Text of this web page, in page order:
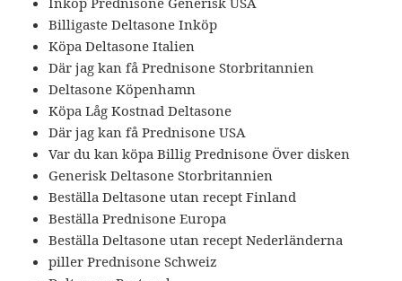
Billigaste Deltasone Inköp
Köpa Deltasone Italien
Där jag kan få Prednisone Storbritannien
Deltasone Köpenhamn
Köpa Låg Kostnad Deltasone
Där jag kan få Prednisone USA
Var du kan köpa Billig Prednisone Över disken
Generisk Deltasone Storbritannien
Beställa Deltasone utan recept Finland
Beställa Prednisone Europa
Beställa Deltasone utan recept Nederländerna
piller Prednisone Schweiz